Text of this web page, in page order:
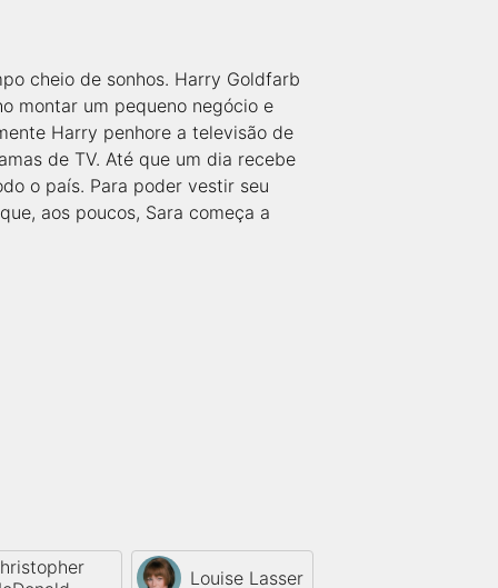
cheio de sonhos. Harry Goldfarb
montar um pequeno negócio e
Harry penhore a televisão de
de TV. Até que um dia recebe
o país. Para poder vestir seu
aos poucos, Sara começa a
Louise Lasser